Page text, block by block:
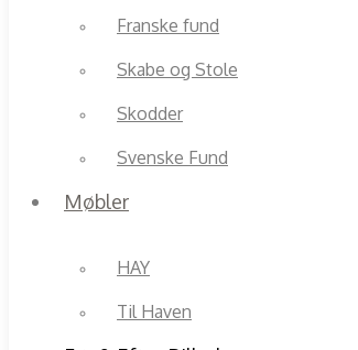
Franske fund
Skabe og Stole
Skodder
Svenske Fund
Møbler
HAY
Til Haven